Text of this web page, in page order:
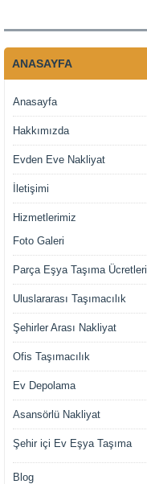
ANASAYFA
Anasayfa
Hakkımızda
Evden Eve Nakliyat
İletişimi
Hizmetlerimiz
Foto Galeri
Parça Eşya Taşıma Ücretleri
Uluslararası Taşımacılık
Şehirler Arası Nakliyat
Ofis Taşımacılık
Ev Depolama
Asansörlü Nakliyat
Şehir içi Ev Eşya Taşıma
Blog